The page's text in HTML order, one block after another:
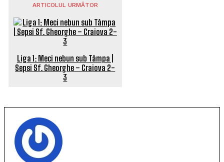
ARTICOLUL URMĂTOR
Liga 1: Meci nebun sub Tâmpa |
Sepsi Sf. Gheorghe – Craiova 2-
3